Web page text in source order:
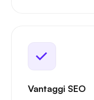
Vantaggi SEO